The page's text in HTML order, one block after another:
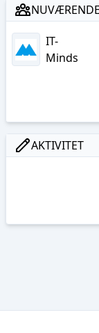
IT-
Minds
AKTIVITET